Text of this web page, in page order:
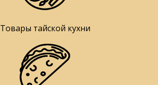
Товары тайской кухни